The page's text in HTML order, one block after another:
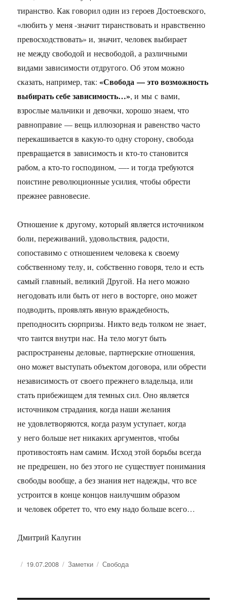
тиранство. Как говорил один из героев Достоевского,
«любить у меня -значит тиранствовать и нравственно
превосходствовать» и, значит, человек выбирает
не между свободой и несвободой, а различными
видами зависимости отдругого. Об этом можно
сказать, например, так:«Свобода — это возможность
выбирать себе зависимость…», и мы с вами,
взрослые мальчики и девочки, хорошо знаем, что
равноправие — вещь иллюзорная и равенство часто
перекашивается в какую-то одну сторону, свобода
превращается в зависимость и кто-то становится
рабом, а кто-то господином, —- и тогда требуются
поистине революционные усилия, чтобы обрести
прежнее равновесие.
Отношение к другому, который является источником
боли, переживаний, удовольствия, радости,
сопоставимо с отношением человека к своему
собственному телу, и, собственно говоря, тело и есть
самый главный, великий Другой. На него можно
негодовать или быть от него в восторге, оно может
подводить, проявлять явную враждебность,
преподносить сюрпризы. Никто ведь толком не знает,
что таится внутри нас. На тело могут быть
распространены деловые, партнерские отношения,
оно может выступать объектом договора, или обрести
независимость от своего прежнего владельца, или
стать прибежищем для темных сил. Оно является
источником страдания, когда наши желания
не удовлетворяются, когда разум уступает, когда
у него больше нет никаких аргументов, чтобы
противостоять нам самим. Исход этой борьбы всегда
не предрешен, но без этого не существует понимания
свободы вообще, а без знания нет надежды, что все
устроится в конце концов наилучшим образом
и человек обретет то, что ему надо больше всего…
Дмитрий Калугин
Опубликовано
19.07.2008 Рубрики
Заметки Метки
Свобода